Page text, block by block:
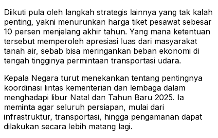
Diikuti pula oleh langkah strategis lainnya yang tak kalah
penting, yakni menurunkan harga tiket pesawat sebesar
10 persen menjelang akhir tahun. Yang mana ketentuan
tersebut memperoleh apresiasi luas dari masyarakat
tanah air, sebab bisa meringankan beban ekonomi di
tengah tingginya permintaan transportasi udara.
Kepala Negara turut menekankan tentang pentingnya
koordinasi lintas kementerian dan lembaga dalam
menghadapi libur Natal dan Tahun Baru 2025. Ia
meminta agar seluruh persiapan, mulai dari
infrastruktur, transportasi, hingga pengamanan dapat
dilakukan secara lebih matang lagi.